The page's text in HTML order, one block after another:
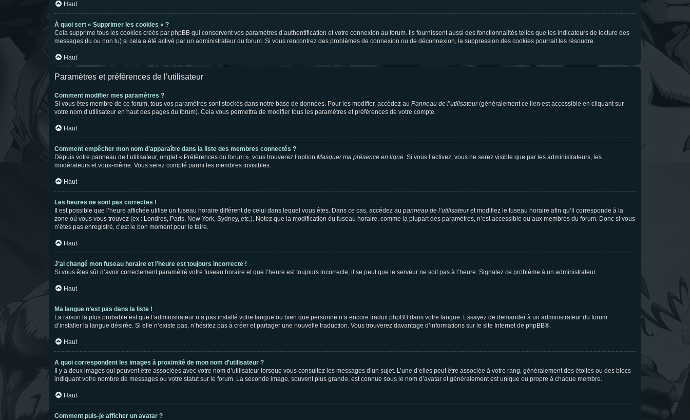
Haut
À quoi sert « Supprimer les cookies » ?
Cela supprime tous les cookies créés par phpBB qui conservent vos paramètres d’authentification et votre connexion au forum. Ils fournissent aussi des fonctionnalités telles que les indicateurs de lecture des
messages (lu ou non lu) si cela a été activé par un administrateur du forum. Si vous rencontrez des problèmes de connexion ou de déconnexion, la suppression des cookies pourrait les résoudre.
Haut
Paramètres et préférences de l’utilisateur
Comment modifier mes paramètres ?
Si vous êtes membre de ce forum, tous vos paramètres sont stockés dans notre base de données. Pour les modifier, accédez au Panneau de l’utilisateur(généralement ce lien est accessible en cliquant sur
votre nom d’utilisateur en haut des pages du forum). Cela vous permettra de modifier tous les paramètres et préférences de votre compte.
Haut
Comment empêcher mon nom d’apparaître dans la liste des membres connectés ?
Depuis votre panneau de l’utilisateur, onglet « Préférences du forum », vous trouverez l’option Masquer ma présence en ligne. Si vous l’activez, vous ne serez visible que par les administrateurs, les
modérateurs et vous-même. Vous serez compté parmi les membres invisibles.
Haut
Les heures ne sont pas correctes !
Il est possible que l’heure affichée utilise un fuseau horaire différent de celui dans lequel vous êtes. Dans ce cas, accédez au panneau de l’utilisateuret modifiez le fuseau horaire afin qu’il corresponde à la
zone où vous vous trouvez (ex : Londres, Paris, New York, Sydney, etc.). Notez que la modification du fuseau horaire, comme la plupart des paramètres, n’est accessible qu’aux membres du forum. Donc si vous
n’êtes pas enregistré, c’est le bon moment pour le faire.
Haut
J’ai changé mon fuseau horaire et l’heure est toujours incorrecte !
Si vous êtes sûr d’avoir correctement paramétré votre fuseau horaire et que l’heure est toujours incorrecte, il se peut que le serveur ne soit pas à l’heure. Signalez ce problème à un administrateur.
Haut
Ma langue n’est pas dans la liste !
La raison la plus probable est que l’administrateur n’a pas installé votre langue ou bien que personne n’a encore traduit phpBB dans votre langue. Essayez de demander à un administrateur du forum
d’installer la langue désirée. Si elle n’existe pas, n’hésitez pas à créer et partager une nouvelle traduction. Vous trouverez davantage d’informations sur le site Internet de phpBB®.
Haut
A quoi correspondent les images à proximité de mon nom d’utilisateur ?
Il y a deux images qui peuvent être associées avec votre nom d’utilisateur lorsque vous consultez les messages d’un sujet. L’une d’elles peut être associée à votre rang, généralement des étoiles ou des blocs
indiquant votre nombre de messages ou votre statut sur le forum. La seconde image, souvent plus grande, est connue sous le nom d’avatar et généralement est unique ou propre à chaque membre.
Haut
Comment puis-je afficher un avatar ?